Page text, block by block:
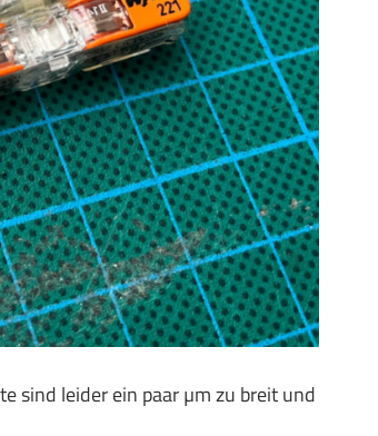
sind leider ein paar µm zu breit und